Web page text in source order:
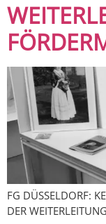
FG DÜSSELDORF:
DER